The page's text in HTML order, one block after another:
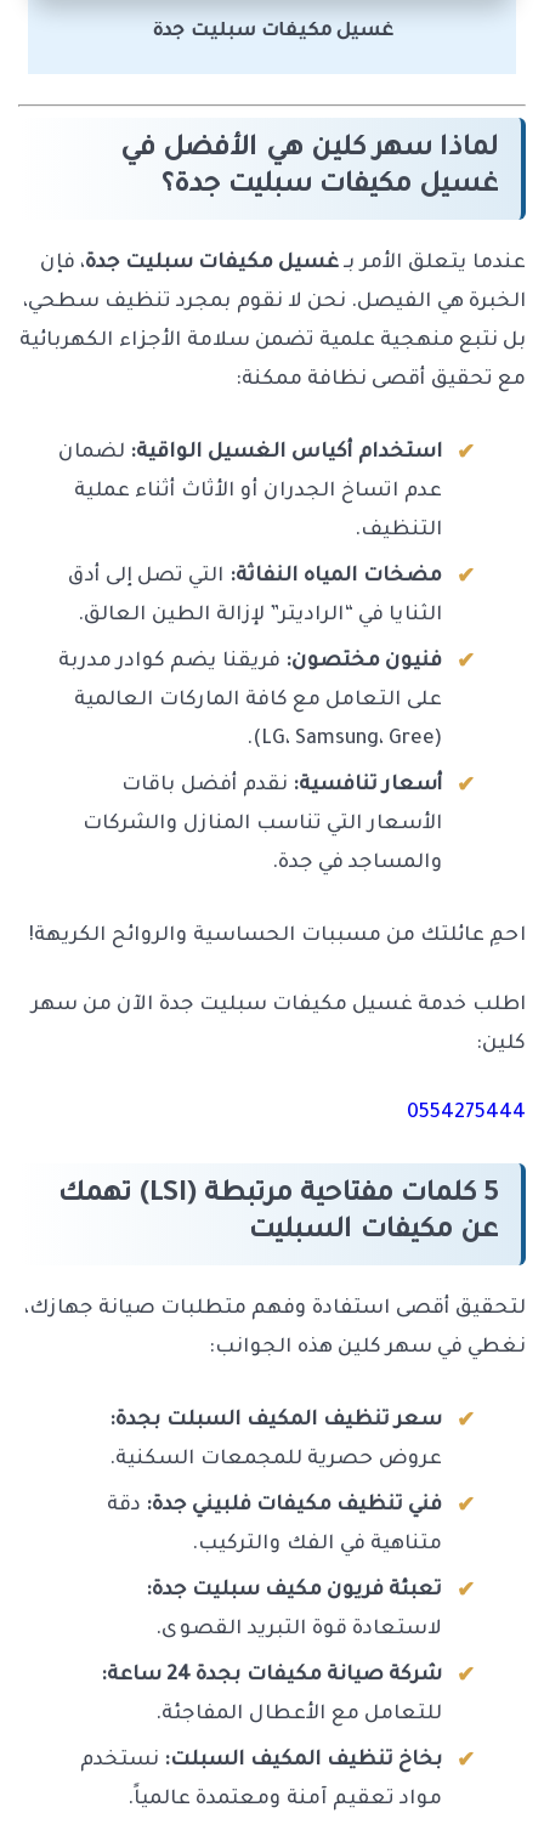
غسيل مكيفات سبليت جدة
لماذا سهر كلين هي الأفضل في
غسيل مكيفات سبليت جدة؟
عندما يتعلق الأمر بـ غسيل مكيفات سبليت جدة، فإن
الخبرة هي الفيصل. نحن لا نقوم بمجرد تنظيف سطحي،
بل نتبع منهجية علمية تضمن سلامة الأجزاء الكهربائية
مع تحقيق أقصى نظافة ممكنة:
استخدام أكياس الغسيل الواقية: لضمان
عدم اتساخ الجدران أو الأثاث أثناء عملية
التنظيف.
مضخات المياه النفاثة: التي تصل إلى أدق
الثنايا في “الراديتر” لإزالة الطين العالق.
فنيون مختصون: فريقنا يضم كوادر مدربة
على التعامل مع كافة الماركات العالمية
(LG، Samsung، Gree).
أسعار تنافسية: نقدم أفضل باقات
الأسعار التي تناسب المنازل والشركات
والمساجد في جدة.
احمِ عائلتك من مسببات الحساسية والروائح الكريهة!
اطلب خدمة غسيل مكيفات سبليت جدة الآن من سهر
كلين:
0554275444
5 كلمات مفتاحية مرتبطة (LSI) تهمك
عن مكيفات السبليت
لتحقيق أقصى استفادة وفهم متطلبات صيانة جهازك،
نغطي في سهر كلين هذه الجوانب:
سعر تنظيف المكيف السبلت بجدة:
عروض حصرية للمجمعات السكنية.
فني تنظيف مكيفات فلبيني جدة: دقة
متناهية في الفك والتركيب.
تعبئة فريون مكيف سبليت جدة:
لاستعادة قوة التبريد القصوى.
شركة صيانة مكيفات بجدة 24 ساعة:
للتعامل مع الأعطال المفاجئة.
بخاخ تنظيف المكيف السبلت: نستخدم
مواد تعقيم آمنة ومعتمدة عالمياً.